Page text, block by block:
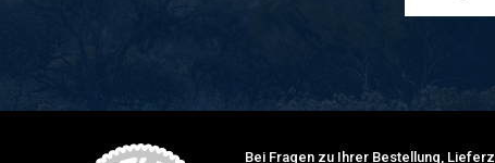
Bei Fragen zu Ihrer Bestellung,